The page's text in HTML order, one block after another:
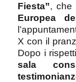
Fiesta”, che
Europea
X con il
Dopo i
sala